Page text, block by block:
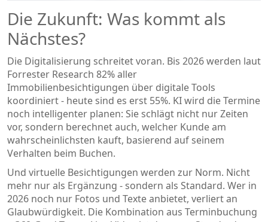
Die Zukunft: Was kommt als
Nächstes?
Die Digitalisierung schreitet voran. Bis 2026 werden laut
Forrester Research 82% aller
Immobilienbesichtigungen über digitale Tools
koordiniert - heute sind es erst 55%. KI wird die Termine
noch intelligenter planen: Sie schlägt nicht nur Zeiten
vor, sondern berechnet auch, welcher Kunde am
wahrscheinlichsten kauft, basierend auf seinem
Verhalten beim Buchen.
Und virtuelle Besichtigungen werden zur Norm. Nicht
mehr nur als Ergänzung - sondern als Standard. Wer in
2026 noch nur Fotos und Texte anbietet, verliert an
Glaubwürdigkeit. Die Kombination aus Terminbuchung